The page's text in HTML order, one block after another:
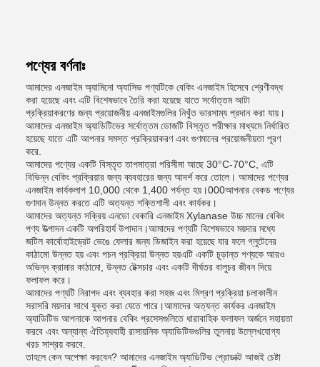
পণ্যের বর্ণনাঃ
আমাদের এনজাইম অ্যামিনো অ্যাসিড পণ্যটিকে বেকিং এনজাইম হিসেবে শ্রেণীবদ্ধ
করা হয়েছে এবং এটি বিশেষভাবে তৈরি করা হয়েছে যাতে সর্বোত্তম আটা
প্রক্রিয়াকরণের জন্য প্রয়োজনীয় এনজাইমগুলির নিখুঁত ভারসাম্য প্রদান করা যায়।
আমাদের এনজাইম অ্যাডিটিভের সর্বোত্তম ডোজটি বিস্তৃত পরীক্ষার মাধ্যমে নির্ধারিত
হয়েছে যাতে এটি আপনার সমস্ত প্রক্রিয়াকরণ এবং গুণমানের প্রয়োজনীয়তা পূরণ
করে.
আমাদের পণ্যের একটি বিস্তৃত তাপমাত্রা পরিসীমা আছে 30°C-70°C, এটি
বিভিন্ন বেকিং প্রক্রিয়ার জন্য ব্যবহারের জন্য আদর্শ করে তোলে। আমাদের পণ্যের
এনজাইম কার্যকলাপ 10,000 থেকে 1,400 পর্যন্ত হয়।000আপনার বেকড পণ্যের
গুণমান উন্নত করতে এটি অত্যন্ত শক্তিশালী এবং কার্যকর।
আমাদের অত্যন্ত সক্রিয় এনডো বেকারি এনজাইম Xylanase উচ্চ মানের বেকিং
পণ্য উত্পাদন একটি অপরিহার্য উপাদান।আমাদের পণ্যটি বিশেষভাবে ময়দার মধ্যে
জটিল কার্বোহাইড্রেট ভেঙে ফেলার জন্য ডিজাইন করা হয়েছে যার ফলে গ্লুটেনের
কাঠামো উন্নত হয় এবং পচন প্রক্রিয়া উন্নত হয়এটি একটি চূড়ান্ত পণ্যকে আরও
অভিন্ন ক্রামার কাঠামো, উন্নত টেক্সচার এবং একটি দীর্ঘতর বালুচর জীবন দিয়ে
ফলাফল করে।
আমাদের পণ্যটি নিরাপদ এবং ব্যবহার করা সহজ এবং মিশ্রণ প্রক্রিয়া চলাকালীন
সরাসরি ময়দার সাথে যুক্ত করা যেতে পারে।আমাদের অত্যন্ত কার্যকর এনজাইম
অ্যাডিটিভ আপনাকে আপনার বেকিং প্রসেসগুলিতে ধারাবাহিক ফলাফল অর্জনে সহায়তা
করবে এবং অন্যান্য ঐতিহ্যবাহী রাসায়নিক অ্যাডিটিভগুলির তুলনায় উল্লেখযোগ্য
খরচ সাশ্রয় করবে.
তাহলে কেন অপেক্ষা করবেন? আমাদের এনজাইম অ্যাডিটিভ প্রোডাক্ট আজই চেষ্টা